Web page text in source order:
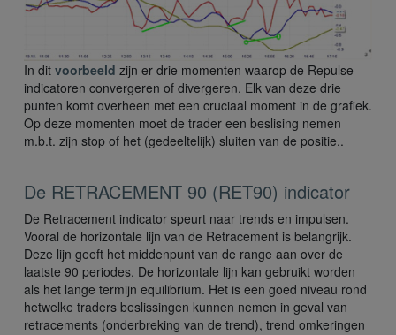
In dit voorbeeld zijn er drie momenten waarop de Repulse
indicatoren convergeren of divergeren. Elk van deze drie
punten komt overheen met een cruciaal moment in de grafiek.
Op deze momenten moet de trader een beslising nemen
m.b.t. zijn stop of het (gedeeltelijk) sluiten van de positie..
De RETRACEMENT 90 (RET90) indicator
De Retracement indicator speurt naar trends en impulsen.
Vooral de horizontale lijn van de Retracement is belangrijk.
Deze lijn geeft het middenpunt van de range aan over de
laatste 90 periodes. De horizontale lijn kan gebruikt worden
als het lange termijn equilibrium. Het is een goed niveau rond
hetwelke traders beslissingen kunnen nemen in geval van
retracements (onderbreking van de trend), trend omkeringen